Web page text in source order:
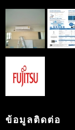
ข้อมูลติดต่อ